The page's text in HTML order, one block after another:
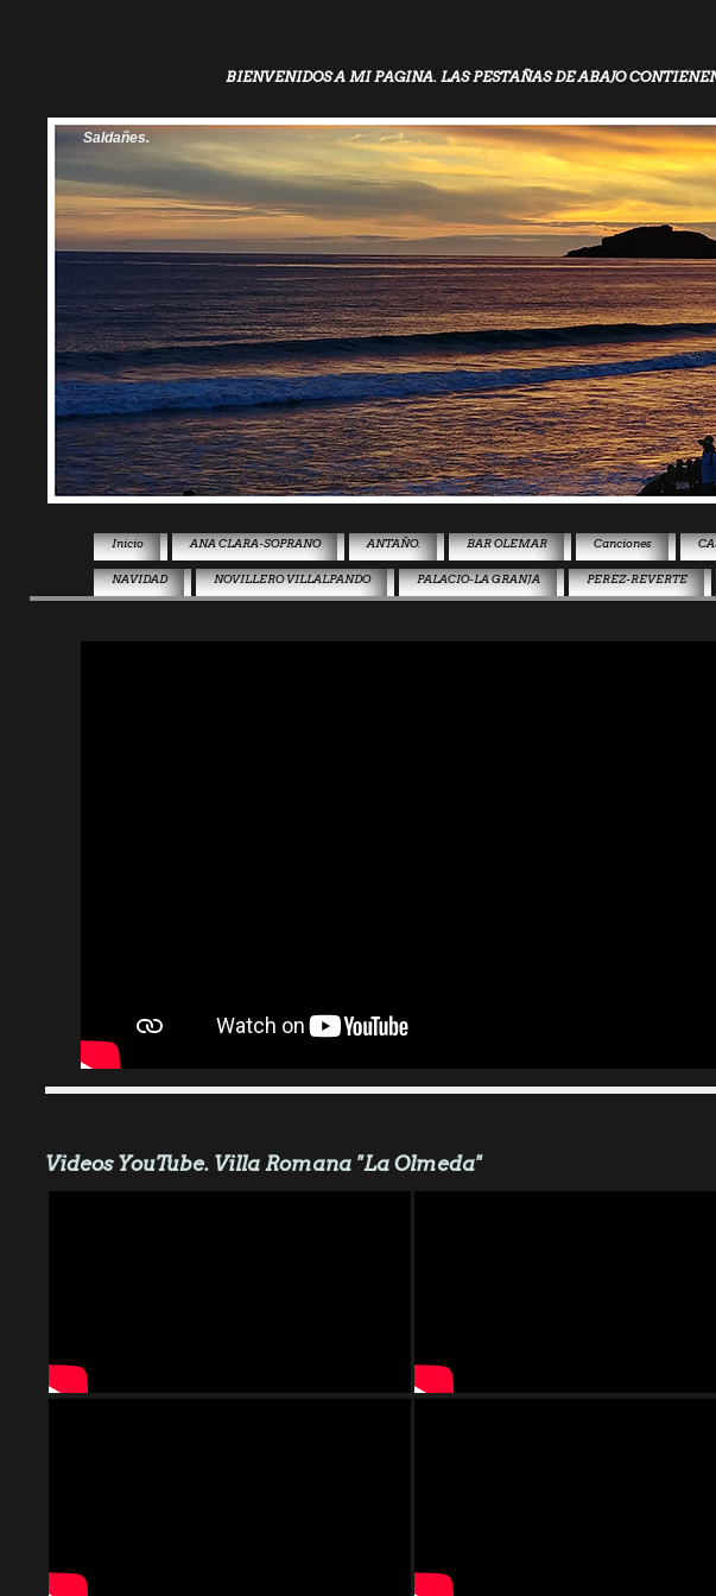
BIENVENIDOS A MI PAGINA. LAS PESTAÑAS DE ABAJO
Saldañes.
Inicio ANA CLARA-SOPRANO ANTAÑO. BAR OLEMAR Canciones
NAVIDAD NOVILLERO VILLALPANDO PALACIO-LA GRANJA PEREZ-REVERTE
Videos YouTube. Villa Romana "La Olmeda"